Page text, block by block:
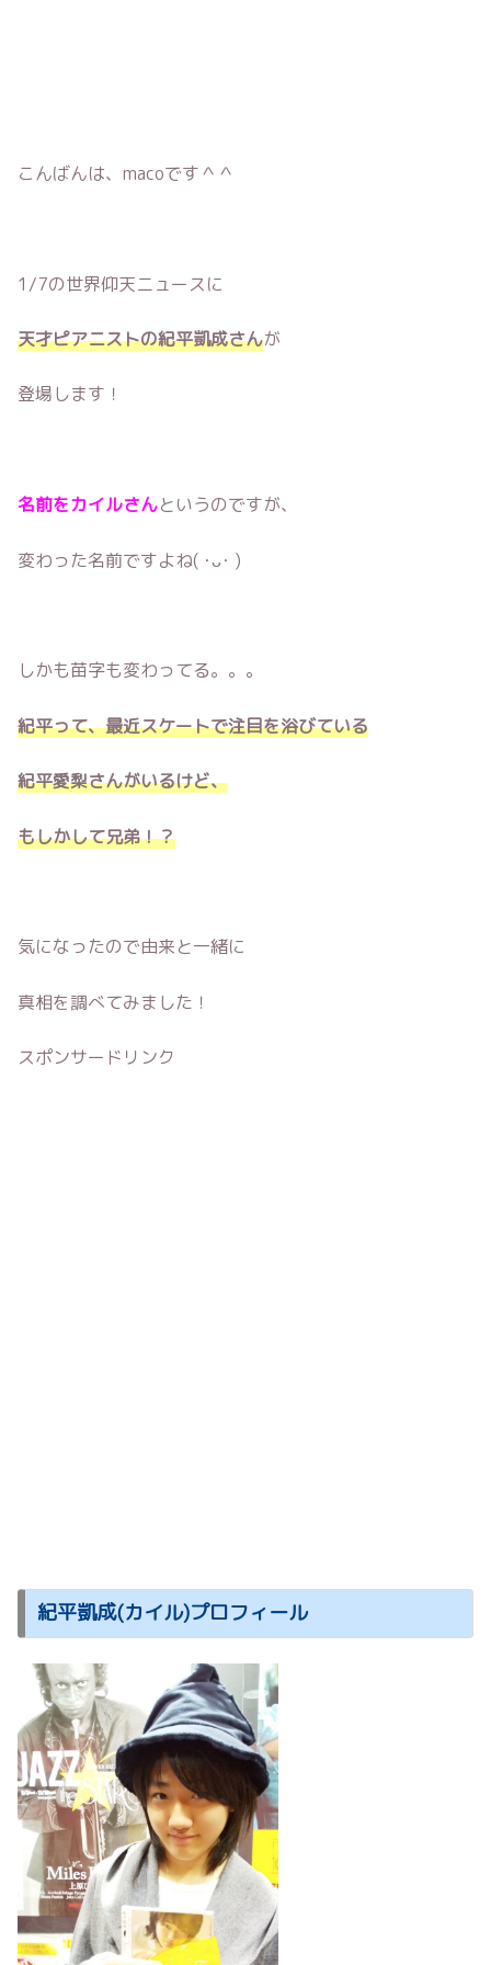
こんばんは、macoです＾＾
1/7の世界仰天ニュースに
天才ピアニストの紀平凱成さんが
登場します！
名前をカイルさんというのですが、
変わった名前ですよね( ･ᴗ･ )
しかも苗字も変わってる。。。
紀平って、最近スケートで注目を浴びている
紀平愛梨さんがいるけど、
もしかして兄弟！？
気になったので由来と一緒に
真相を調べてみました！
スポンサードリンク
紀平凱成(カイル)プロフィール